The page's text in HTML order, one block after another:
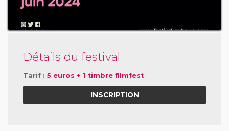
Détails du festival
Tarif : 5 euros + 1 timbre filmfest
INSCRIPTION